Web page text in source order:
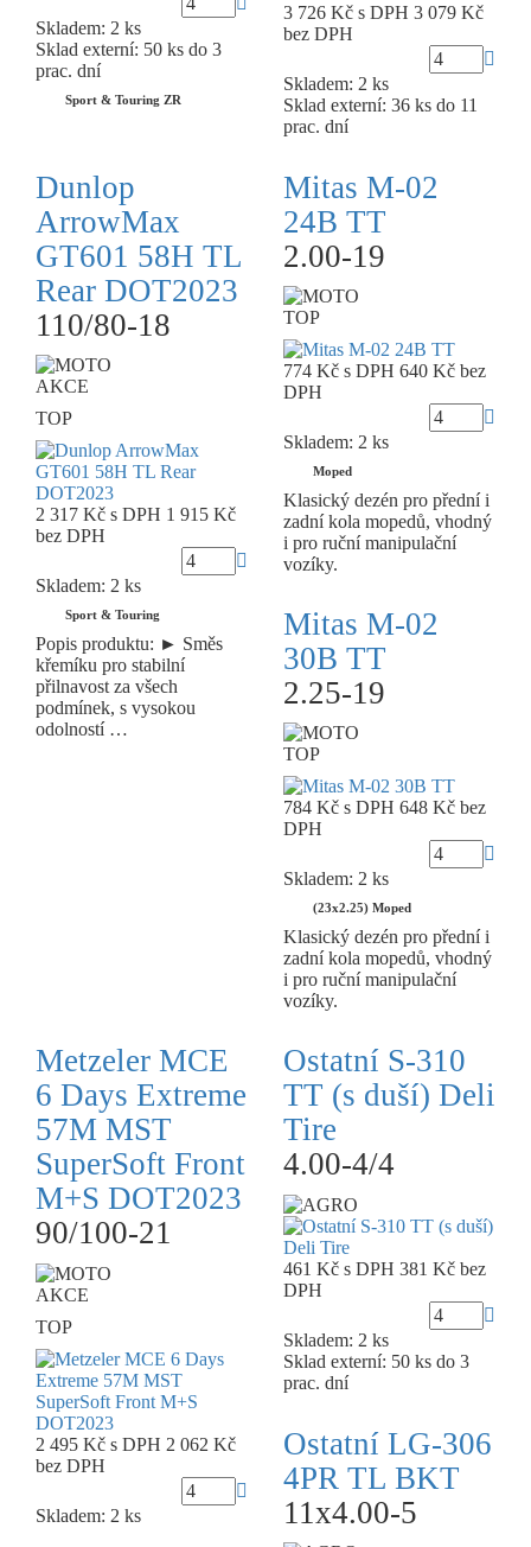
Skladem: 2 ks
Sklad externí: 50 ks do 3
prac. dní
Sport & Touring ZR
3 726 Kč s DPH 3 079 Kč
bez DPH
Skladem: 2 ks
Sklad externí: 36 ks do 11
prac. dní
Dunlop
ArrowMax
GT601 58H TL
Rear DOT2023
110/80-18
AKCE
TOP
2 317 Kč s DPH 1 915 Kč
bez DPH
Skladem: 2 ks
Sport & Touring
Popis produktu: ► Směs
křemíku pro stabilní
přilnavost za všech
podmínek, s vysokou
odolností …
Mitas M-02
24B TT
2.00-19
TOP
774 Kč s DPH 640 Kč bez
DPH
Skladem: 2 ks
Moped
Klasický dezén pro přední i
zadní kola mopedů, vhodný
i pro ruční manipulační
vozíky.
Mitas M-02
30B TT
2.25-19
TOP
784 Kč s DPH 648 Kč bez
DPH
Skladem: 2 ks
(23x2.25) Moped
Klasický dezén pro přední i
zadní kola mopedů, vhodný
i pro ruční manipulační
vozíky.
Metzeler MCE
6 Days Extreme
57M MST
SuperSoft Front
M+S DOT2023
90/100-21
AKCE
TOP
2 495 Kč s DPH 2 062 Kč
bez DPH
Skladem: 2 ks
Ostatní S-310
TT (s duší) Deli
Tire
4.00-4/4
461 Kč s DPH 381 Kč bez
DPH
Skladem: 2 ks
Sklad externí: 50 ks do 3
prac. dní
Ostatní LG-306
4PR TL BKT
11x4.00-5